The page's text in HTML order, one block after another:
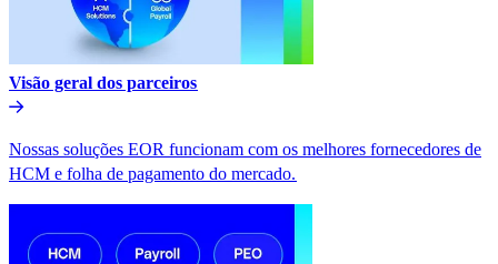
Visão geral dos parceiros​​
Nossas soluções EOR funcionam com os melhores fornecedores de
HCM e folha de pagamento do mercado.​​